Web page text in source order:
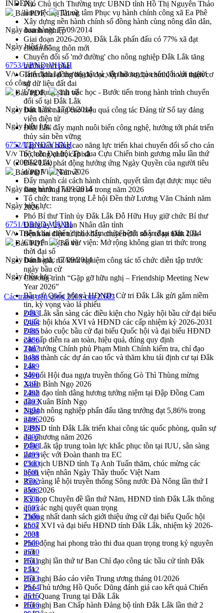
Phó Chủ tịch Thường trực UBND tỉnh Hồ Thị Nguyên Thảo
làm việc tại Trung tâm Phục vụ hành chính công xã Ea Phê
Xây dựng nền hành chính số đồng hành cùng nông dân dân,
doanh nghiệp
Giai đoạn 2026-2030, Đắk Lắk phấn đấu có 77% xã đạt
chuẩn nông thôn mới
Chuyển đổi số 'mở đường' cho nông nghiệp Đắk Lắk tăng
trưởng bứt phá
Triển khai đồng bộ đo đạc, lập hồ sơ địa chính, hoàn thiện cơ
sở dữ liệu đất đai
Ứng dụng sinh trắc học - Bước tiến trong hành trình chuyển
đổi số tại Đắk Lắk
Đắk Lắk nâng cao hiệu quả công tác Đảng từ Sổ tay đảng
viên điện tử
Đắk Lắk đẩy mạnh nuôi biển công nghệ, hướng tới phát triển
thủy sản bền vững
Tập huấn nâng cao năng lực triển khai chuyển đổi số cho cán
bộ, công chức cấp xã
Đắk Lắk phát động hưởng ứng Ngày Quyền của người tiêu
dùng Việt Nam 2026
Đẩy mạnh cải cách hành chính, quyết tâm đạt được mục tiêu
tăng trưởng hai con số trong năm 2026
Tổ chức trang trọng Lễ hội Đền thờ Lương Văn Chánh năm
2026
Phó Bí thư Tỉnh ủy Đắk Lắk Đỗ Hữu Huy giữ chức Bí thư
Đảng ủy Ủy Ban Nhân dân tỉnh
Bệnh án điện tử thúc đẩy chuyển đổi số y tế tại Đắk Lắk
Chuyển đổi số thư viện: Mở rộng không gian tri thức trong
thời đại số
Đánh giá, rút kinh nghiệm công tác tổ chức diễn tập trước
ngày bầu cử
Chương trình “Gặp gỡ hữu nghị – Friendship Meeting New
Year 2026”
Bầu cử Quốc hội và HĐND: Cử tri Đắk Lắk gửi gắm niềm
tin, kỳ vọng vào lá phiếu
Đắk Lắk sẵn sàng các điều kiện cho Ngày hội bầu cử đại biểu
Quốc hội khóa XVI và HĐND các cấp nhiệm kỳ 2026-2031
Đảm bảo cuộc bầu cử đại biểu Quốc hội và đại biểu HĐND
các cấp diễn ra an toàn, hiệu quả, đúng quy định
Thủ tướng Chính phủ Phạm Minh Chính kiểm tra, chỉ đạo
hoàn thành các dự án cao tốc và thăm khu tái định cư tại Đắk
Lắk
Sôi nổi Hội đua ngựa truyền thống Gò Thì Thùng mừng
Xuân Bính Ngọ 2026
Lãnh đạo tỉnh dâng hương tưởng niệm tại Đập Đồng Cam
đầu Xuân Bính Ngọ
Ngành nông nghiệp phấn đấu tăng trưởng đạt 5,86% trong
năm 2026
UBND tỉnh Đắk Lắk triển khai công tác quốc phòng, quân sự
địa phương năm 2026
Đắk Lắk tập trung toàn lực khắc phục tồn tại IUU, sẵn sàng
làm việc với Đoàn thanh tra EC
Chủ tịch UBND tỉnh Tạ Anh Tuấn thăm, chúc mừng các
bệnh viện nhân Ngày Thầy thuốc Việt Nam
Rộn ràng lễ hội truyền thống Sông nước Đà Nông lần thứ I
năm 2026
Kỳ họp Chuyên đề lần thứ Năm, HĐND tỉnh Đắk Lắk thông
qua các nghị quyết quan trọng
Thống nhất danh sách giới thiệu ứng cử đại biểu Quốc hội
khoá XVI và đại biểu HĐND tỉnh Đắk Lắk, nhiệm kỳ 2026-
2031
Phát động hai phong trào thi đua quan trọng trong kỷ nguyên
mới
Hội nghị lần thứ tư Ban Chỉ đạo công tác bầu cử tỉnh Đắk
Lắk
Hội nghị Báo cáo viên Trung ương tháng 01/2026
Phó Thủ tướng Hồ Quốc Dũng đánh giá cao kết quả Chiến
dịch Quang Trung tại Đắk Lắk
Hội nghị Ban Chấp hành Đảng bộ tỉnh Đắk Lắk lần thứ 2
INDEX).
Bản PDF
Tải về
Ngày ban hành:17/09/2014
Ngày hiệu lực:
6753/UBND-VHXH
V/v Giám định lại thương tật và vết thương còn sót đối với người
có công
Bản PDF
Tải về
Ngày ban hành:17/09/2014
Ngày hiệu lực:
6752/UBND-VHXH
V/v Tổ chức Đại hội Thi đua Cựu Chiến binh gương mẫu lần thứ
V (2009-2014)
Bản PDF
Tải về
Ngày ban hành:17/09/2014
Ngày hiệu lực:
6751/UBND-VHXH
V/v Triển khai chiến dịch khám chữa bệnh nhân đạo năm 2014
Bản PDF
Tải về
Ngày ban hành:17/09/2014
Ngày hiệu lực:
Các trang trên cổng 2508 của 2.683
2483
2484
2485
2486
2487
2488
2489
2490
2491
2492
2493
2494
2495
2496
2497
2498
2499
2500
2501
2502
2503
2504
2505
2506
2507
2508
2509
2510
2511
2512
2513
2514
2515
2516